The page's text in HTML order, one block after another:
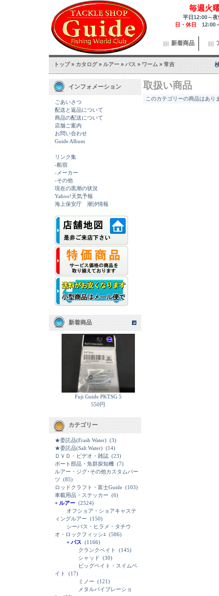
毎週火
平日12:00～
日・休日 12:00
新着商品
トップ»カタログ»ルアー»バス»ワーム»常吉
インフォメーション
ごあいさつ
配送と返品について
商品の配送について
店舗ご案内
お問い合わせ
Guide Album
リンク集
-船宿
-メーカー
-その他
現在の黒潮の状況
Yahoo!天気予報
海上保安庁 潮汐情報
新着商品
Fuji Guide PKTSG 5
550円
カテゴリー
★委託品(Frash Water) (3)
★委託品(Salt Water) (14)
ＤＶＤ・ビデオ・雑誌 (23)
ボート部品・魚群探知機 (7)
ルアー・ジグ･その他カスタムパー
ツ (85)
ロッドクラフト・富士Guide (103)
車載用品・ステッカー (6)
+ ルアー (2524)
オフショア・ショアキャステ
ィングルアー (150)
シーバス・ヒラメ・タチウ
オ・ロックフィッシｭ (586)
+ バス (1166)
クランクベイト
(145)
シャッド (30)
ビッグベイト・スイムベ
イト
(17)
ミノー (121)
メタルバイブレーショ
取扱い商品
このカテゴリーの商品はあり